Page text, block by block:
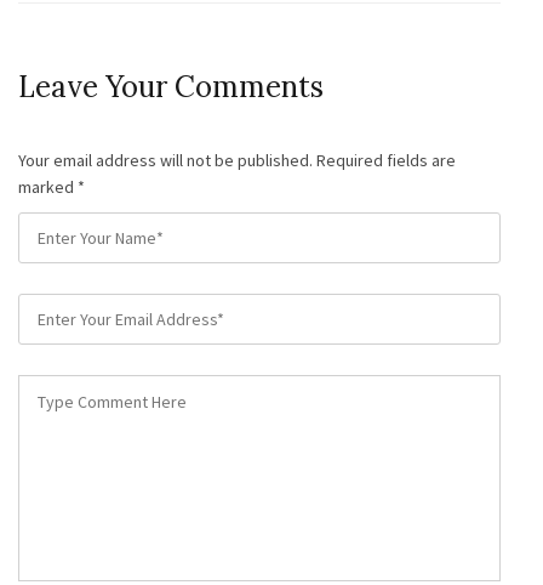
Leave Your Comments
Your email address will not be published. Required fields are
marked *